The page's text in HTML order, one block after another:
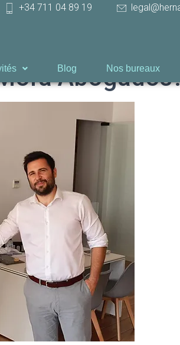
+34 711 04 89 19
Blog Nos bureaux